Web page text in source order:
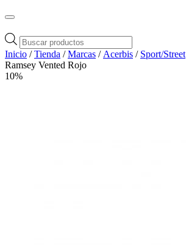
Búsqueda
de
productos
Inicio /Tienda /Marcas / Acerbis / Sport/Street
Ramsey Vented Rojo
10%